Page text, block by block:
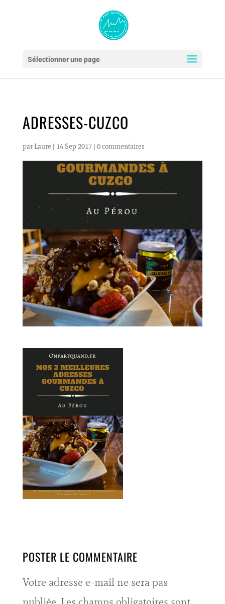
Sélectionner une page
ADRESSES-CUZCO
par Laure | 14 Sep 2017| 0 commentaires
POSTER LE COMMENTAIRE
Votre adresse e-mail ne sera pas